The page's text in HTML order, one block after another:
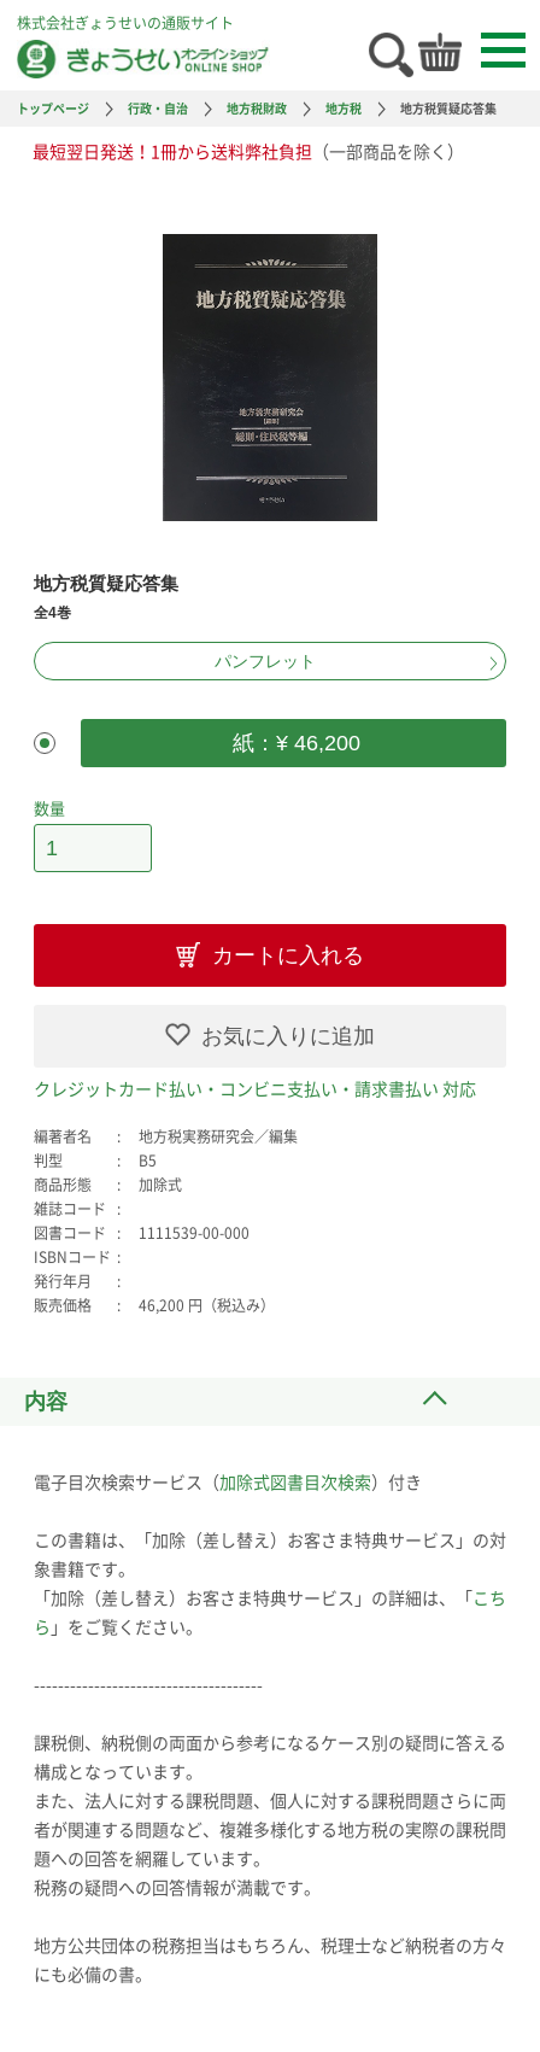
株式会社ぎょうせいの通販サイト
トップページ 行政・自治 地方税財政 地方税 地方税質疑応答集
最短翌日発送！1冊から送料弊社負担 （一部商品を除く）
地方税質疑応答集
全4巻
パンフレット
紙：¥ 46,200
数量
カートに入れる
お気に入りに追加
クレジットカード払い・コンビニ支払い・請求書払い 対応
編著者名
地方税実務研究会／編集
判型
B5
商品形態
加除式
雑誌コード
図書コード
1111539-00-000
ISBNコード
発行年月
販売価格
46,200 円（税込み）
内容
電子目次検索サービス（加除式図書目次検索）付き
この書籍は、「加除（差し替え）お客さま特典サービス」の対
象書籍です。
「加除（差し替え）お客さま特典サービス」の詳細は、「こち
ら 」をご覧ください。
--------------------------------------
課税側、納税側の両面から参考になるケース別の疑問に答える
構成となっています。
また、法人に対する課税問題、個人に対する課税問題さらに両
者が関連する問題など、複雑多様化する地方税の実際の課税問
題への回答を網羅しています。
税務の疑問への回答情報が満載です。
地方公共団体の税務担当はもちろん、税理士など納税者の方々
にも必備の書。